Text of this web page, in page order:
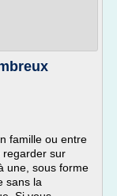
famille ou entre
regarder sur
une, sous forme
sans la